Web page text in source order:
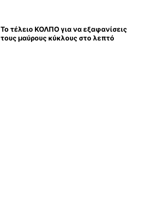
Το τέλειο ΚΟΛΠΟ για να εξαφανίσεις
τους μαύρους κύκλους στο λεπτό